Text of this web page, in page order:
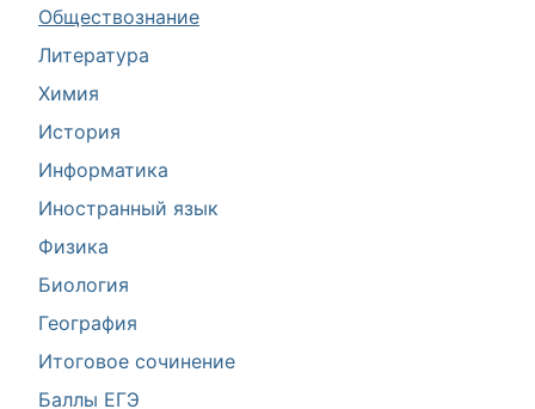
Обществознание
Литература
Химия
История
Информатика
Иностранный язык
Физика
Биология
География
Итоговое сочинение
Баллы ЕГЭ